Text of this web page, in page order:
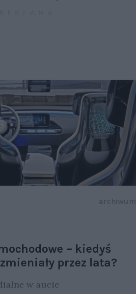
– kiedyś
przez lata?
w aucie